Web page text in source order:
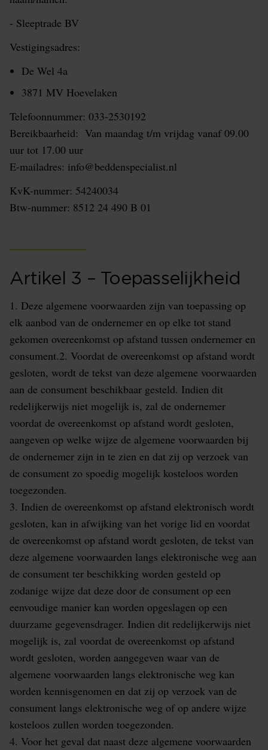
- Sleeptrade BV
Vestigingsadres:
De Wel 4a
3871 MV Hoevelaken
Telefoonnummer: 033-2530192
Bereikbaarheid: Van maandag t/m vrijdag vanaf 09.00
uur tot 17.00 uur
E-mailadres: info@beddenspecialist.nl
KvK-nummer: 54240034
Btw-nummer: 8512 24 490 B 01
Artikel 3 – Toepasselijkheid
1. Deze algemene voorwaarden zijn van toepassing op
elk aanbod van de ondernemer en op elke tot stand
gekomen overeenkomst op afstand tussen ondernemer en
consument.2. Voordat de overeenkomst op afstand wordt
gesloten, wordt de tekst van deze algemene voorwaarden
aan de consument beschikbaar gesteld. Indien dit
redelijkerwijs niet mogelijk is, zal de ondernemer
voordat de overeenkomst op afstand wordt gesloten,
aangeven op welke wijze de algemene voorwaarden bij
de ondernemer zijn in te zien en dat zij op verzoek van
de consument zo spoedig mogelijk kosteloos worden
toegezonden.
3. Indien de overeenkomst op afstand elektronisch wordt
gesloten, kan in afwijking van het vorige lid en voordat
de overeenkomst op afstand wordt gesloten, de tekst van
deze algemene voorwaarden langs elektronische weg aan
de consument ter beschikking worden gesteld op
zodanige wijze dat deze door de consument op een
eenvoudige manier kan worden opgeslagen op een
duurzame gegevensdrager. Indien dit redelijkerwijs niet
mogelijk is, zal voordat de overeenkomst op afstand
wordt gesloten, worden aangegeven waar van de
algemene voorwaarden langs elektronische weg kan
worden kennisgenomen en dat zij op verzoek van de
consument langs elektronische weg of op andere wijze
kosteloos zullen worden toegezonden.
4. Voor het geval dat naast deze algemene voorwaarden